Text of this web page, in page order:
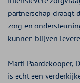
partnerschap draagt
zorg en
kunnen blijven
Marti Paardekooper,
is echt een